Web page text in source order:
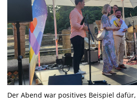
Der Abend war positives Beispiel